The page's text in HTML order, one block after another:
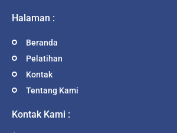
Halaman :
Beranda
Pelatihan
Kontak
Tentang Kami
Kontak Kami :